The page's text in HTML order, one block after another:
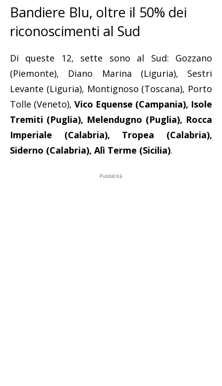
Bandiere Blu, oltre il 50% dei
riconoscimenti al Sud
Di queste 12, sette sono al Sud: Gozzano
(Piemonte), Diano Marina (Liguria), Sestri
Levante (Liguria), Montignoso (Toscana), Porto
Tolle (Veneto), Vico Equense (Campania), Isole
Tremiti (Puglia), Melendugno (Puglia), Rocca
Imperiale (Calabria), Tropea (Calabria),
Siderno (Calabria), Alì Terme (Sicilia).
Pubblicità